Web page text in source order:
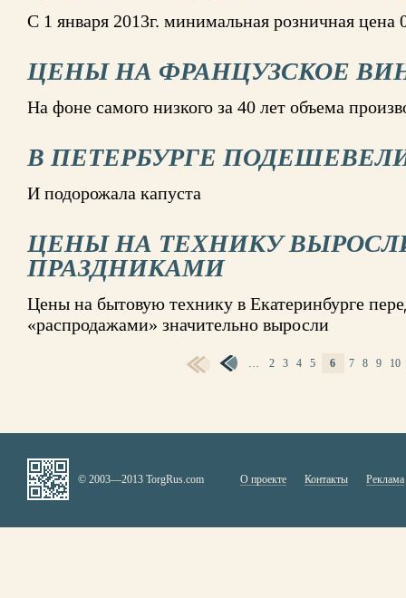
С 1 января 2013г. минимальная розничная цена
ЦЕНЫ НА ФРАНЦУЗСКОЕ
На фоне самого низкого за 40 лет объема
В ПЕТЕРБУРГЕ
И подорожала капуста
ЦЕНЫ НА ТЕХНИКУ
ПРАЗДНИКАМИ
Цены на бытовую технику в Екатеринбурге
«распродажами» значительно выросли
… 2 3 4 5 6 7 8 9 10
© 2003—2013 TorgRus.com О проекте Контакты Реклама